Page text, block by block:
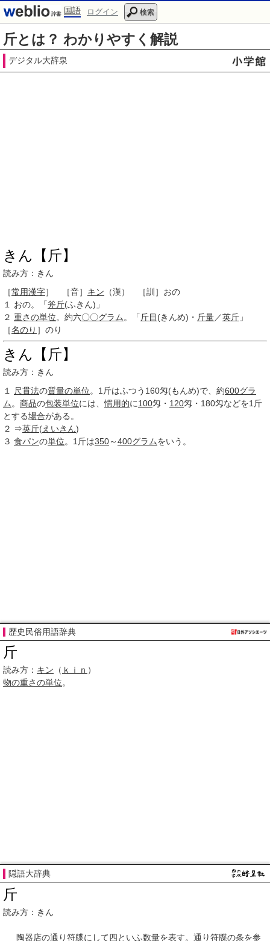
国語 ログイン 検索
斤とは？ わかりやすく解説
デジタル大辞泉
きん【斤】
読み方：きん
［常用漢字］ ［音］ キン （漢） ［訓］おの
１
おの。「斧斤(ふきん)」
２ 重さの単位。約六〇〇グラム 。「 斤目 (きんめ)・ 斤量／英斤 」
［名のり ］のり
きん【斤】
読み方：きん
１
尺貫法の質量の単位。1斤はふつう160匁(もんめ)で、約600グラ
ム 。 商品の包装単位には、慣用的に100匁・ 120匁・180匁などを1斤
とする場合がある。
２ ⇒英斤(えいきん)
３ 食パンの単位。1斤は350～400グラムをいう。
歴史民俗用語辞典
斤
読み方： キン （ ｋｉｎ ）
物の重さの単位。
隠語大辞典
斤
読み方：きん
陶器店の通り符牒にして四といふ数量を表す。 通り符牒の条を参